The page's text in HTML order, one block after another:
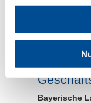
Die von Ihnen
Ihrer Anfrage
Ihrer Anfrage
Bayerische